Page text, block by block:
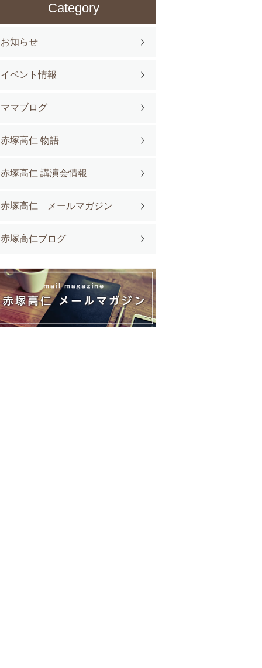
Category
お知らせ
イベント情報
ママブログ
赤塚高仁 物語
赤塚高仁 講演会情報
赤塚高仁 メールマガジン
赤塚高仁ブログ